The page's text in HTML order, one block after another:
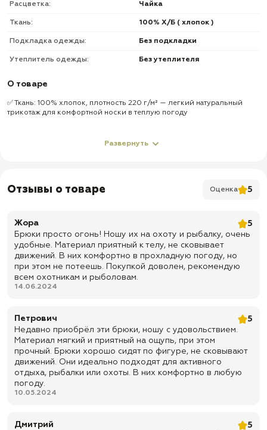
Расцветка: Чайка
Ткань: 100% Х/Б ( хлопок )
Подкладка одежды: Без подкладки
Утеплитель одежды: Без утеплителя
О товаре
✅ Ткань: 100% хлопок, плотность 220 г/м² — легкий натуральный
трикотаж для комфортной носки в теплую погоду
Развернуть
Отзывы о товаре Оценка 5
Жора
5
Брюки просто огонь! Ношу их на охоту и рыбалку, очень
удобные. Материал приятный к телу, не сковывает
движений. В них комфортно в прохладную погоду, но
при этом не потеешь. Покупкой доволен, рекомендую
всем охотникам и рыболовам.
14.06.2024
Петрович
5
Недавно приобрёл эти брюки, ношу с удовольствием.
Материал мягкий и приятный на ощупь, при этом
прочный. Брюки хорошо сидят по фигуре, не сковывают
движений. Они идеально подходят для активного
отдыха, рыбалки или охоты. В них комфортно в любую
погоду.
10.05.2024
Дмитрий
5